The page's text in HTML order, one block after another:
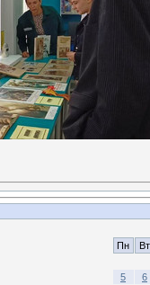
Пн Вт
5
6